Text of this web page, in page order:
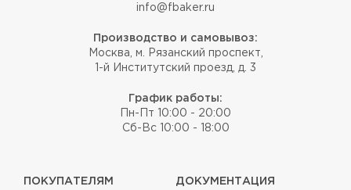
info@fbaker.ru
Производство и самовывоз:
Москва, м. Рязанский проспект,
1-й Институтский проезд, д. 3
График работы:
Пн-Пт 10:00 - 20:00
Сб-Вс 10:00 - 18:00
ПОКУПАТЕЛЯМ ДОКУМЕНТАЦИЯ